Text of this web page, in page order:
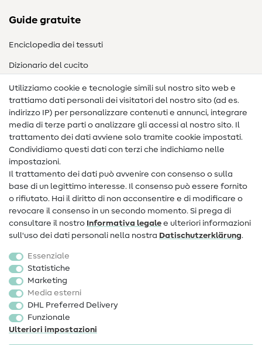
Guide gratuite
Enciclopedia dei tessuti
Dizionario del cucito
Nähanleitungen
Assistenza e contatto
Contatto
Informazioni sul nuovo proprietario
FAQ
Diritto di recesso
Popolare
Accessori cucito
Sale
Utilizziamo cookie e tecnologie simili sul nostro sito web e
trattiamo dati personali dei visitatori del nostro sito (ad es.
indirizzo IP) per personalizzare contenuti e annunci, integrare
media di terze parti o analizzare gli accessi al nostro sito. Il
trattamento dei dati avviene solo tramite cookie impostati.
Condividiamo questi dati con terzi che indichiamo nelle
impostazioni.
Il trattamento dei dati può avvenire con consenso o sulla
base di un legittimo interesse. Il consenso può essere fornito
o rifiutato. Hai il diritto di non acconsentire e di modificare o
revocare il consenso in un secondo momento. Si prega di
consultare il nostro Informativa legale e ulteriori informazioni
sull'uso dei dati personali nella nostra Dati­schutz­erklärung.
Essenziale
Statistiche
Marketing
Media esterni
DHL Preferred Delivery
Funzionale
Ulteriori impostazioni